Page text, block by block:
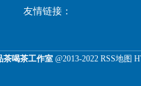
友情链接：
茶喝茶工作室 @2013-2022 RSS地图